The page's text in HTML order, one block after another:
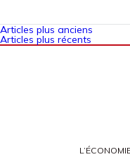
Articles plus anciens
Articles plus récents